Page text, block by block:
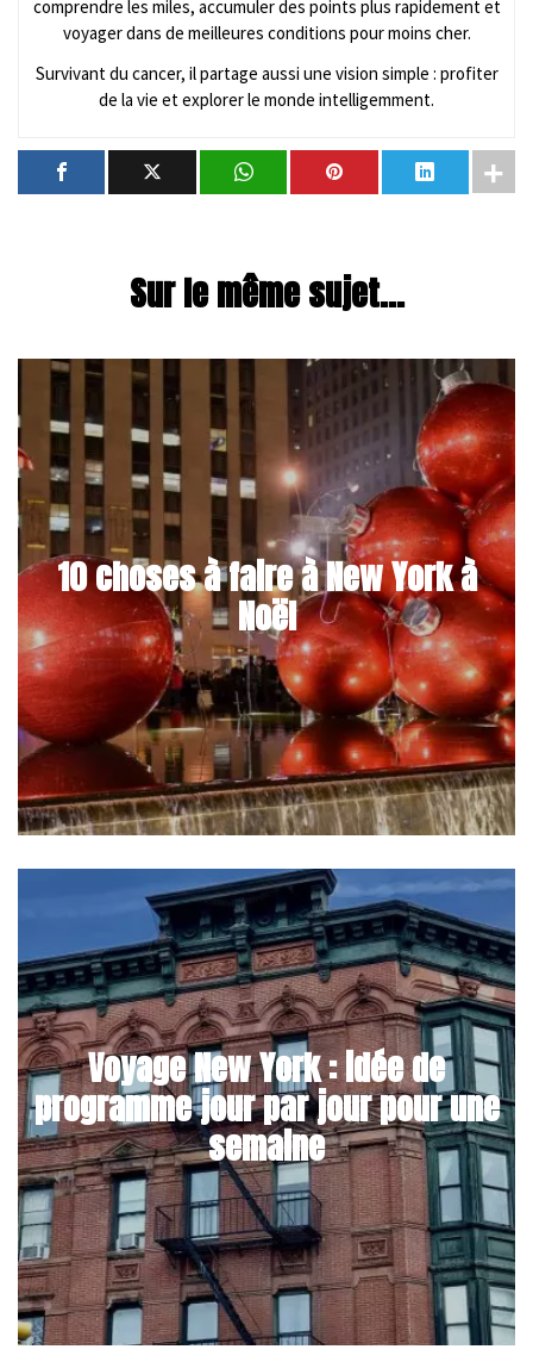
comprendre les miles, accumuler des points plus rapidement et
voyager dans de meilleures conditions pour moins cher.
Survivant du cancer, il partage aussi une vision simple : profiter
de la vie et explorer le monde intelligemment.
Sur le même sujet...
10 choses à faire à New York à
Noël
Voyage New York : idée de
programme jour par jour pour une
semaine